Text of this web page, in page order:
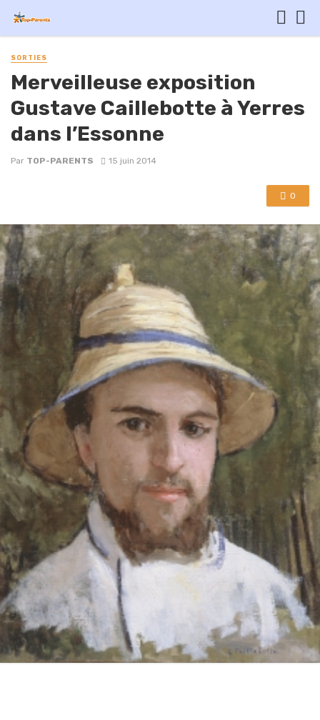
SORTIES
Merveilleuse exposition
Gustave Caillebotte à Yerres
dans l’Essonne
Par TOP-PARENTS 15 juin 2014
0